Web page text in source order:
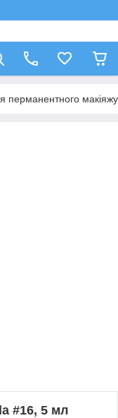
перманентного макіяжу
#16, 5 мл